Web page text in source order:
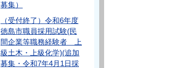
募集）
（受付終了）令和6年度
徳島市職員採用試験(民
間企業等職務経験者 上
級土木・上級化学)(追加
募集・令和7年4月1日採